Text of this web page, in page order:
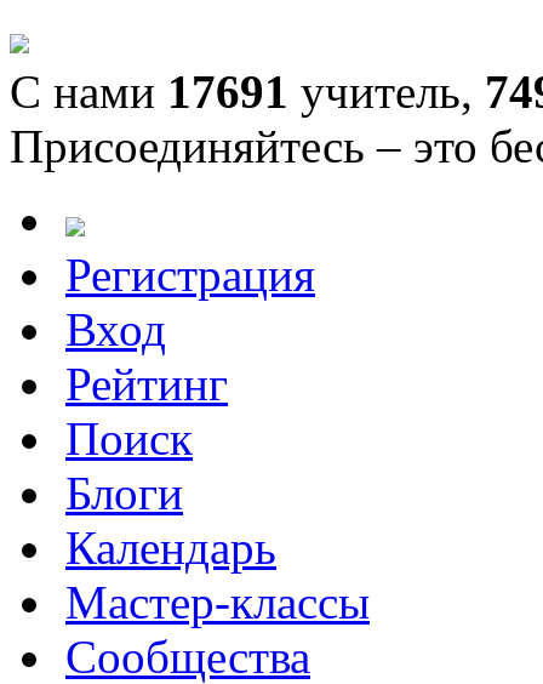
С нами 17691 учитель,
Присоединяйтесь – это
Регистрация
Вход
Рейтинг
Поиск
Блоги
Календарь
Мастер-классы
Сообщества